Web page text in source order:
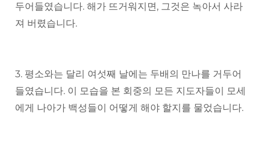
두어들였습니다. 해가 뜨거워지면, 그것은 녹아서 사라
져 버렸습니다.
3. 평소와는 달리 여섯째 날에는 두배의 만나를 거두어
들였습니다. 이 모습을 본 회중의 모든 지도자들이 모세
에게 나아가 백성들이 어떻게 해야 할지를 물었습니다.